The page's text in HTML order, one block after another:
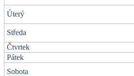
Úterý
Středa
Čtvrtek
Pátek
Sobota